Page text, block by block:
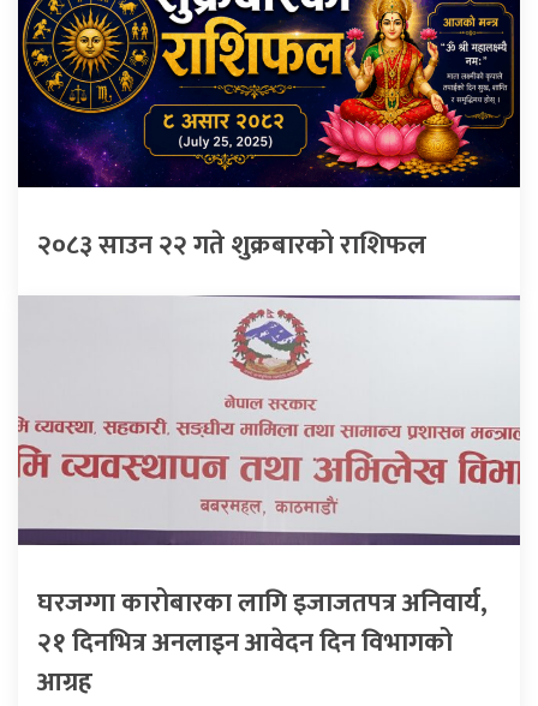
२०८३ साउन २२ गते शुक्रबारको राशिफल
घरजग्गा कारोबारका लागि इजाजतपत्र अनिवार्य,
२१ दिनभित्र अनलाइन आवेदन दिन विभागको
आग्रह